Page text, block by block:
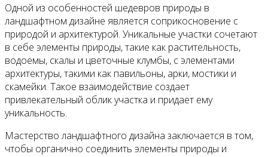
Одной из особенностей шедевров природы в
ландшафтном дизайне является соприкосновение с
природой и архитектурой. Уникальные участки сочетают
в себе элементы природы, такие как растительность,
водоемы, скалы и цветочные клумбы, с элементами
архитектуры, такими как павильоны, арки, мостики и
скамейки. Такое взаимодействие создает
привлекательный облик участка и придает ему
уникальность.
Мастерство ландшафтного дизайна заключается в том,
чтобы органично соединить элементы природы и